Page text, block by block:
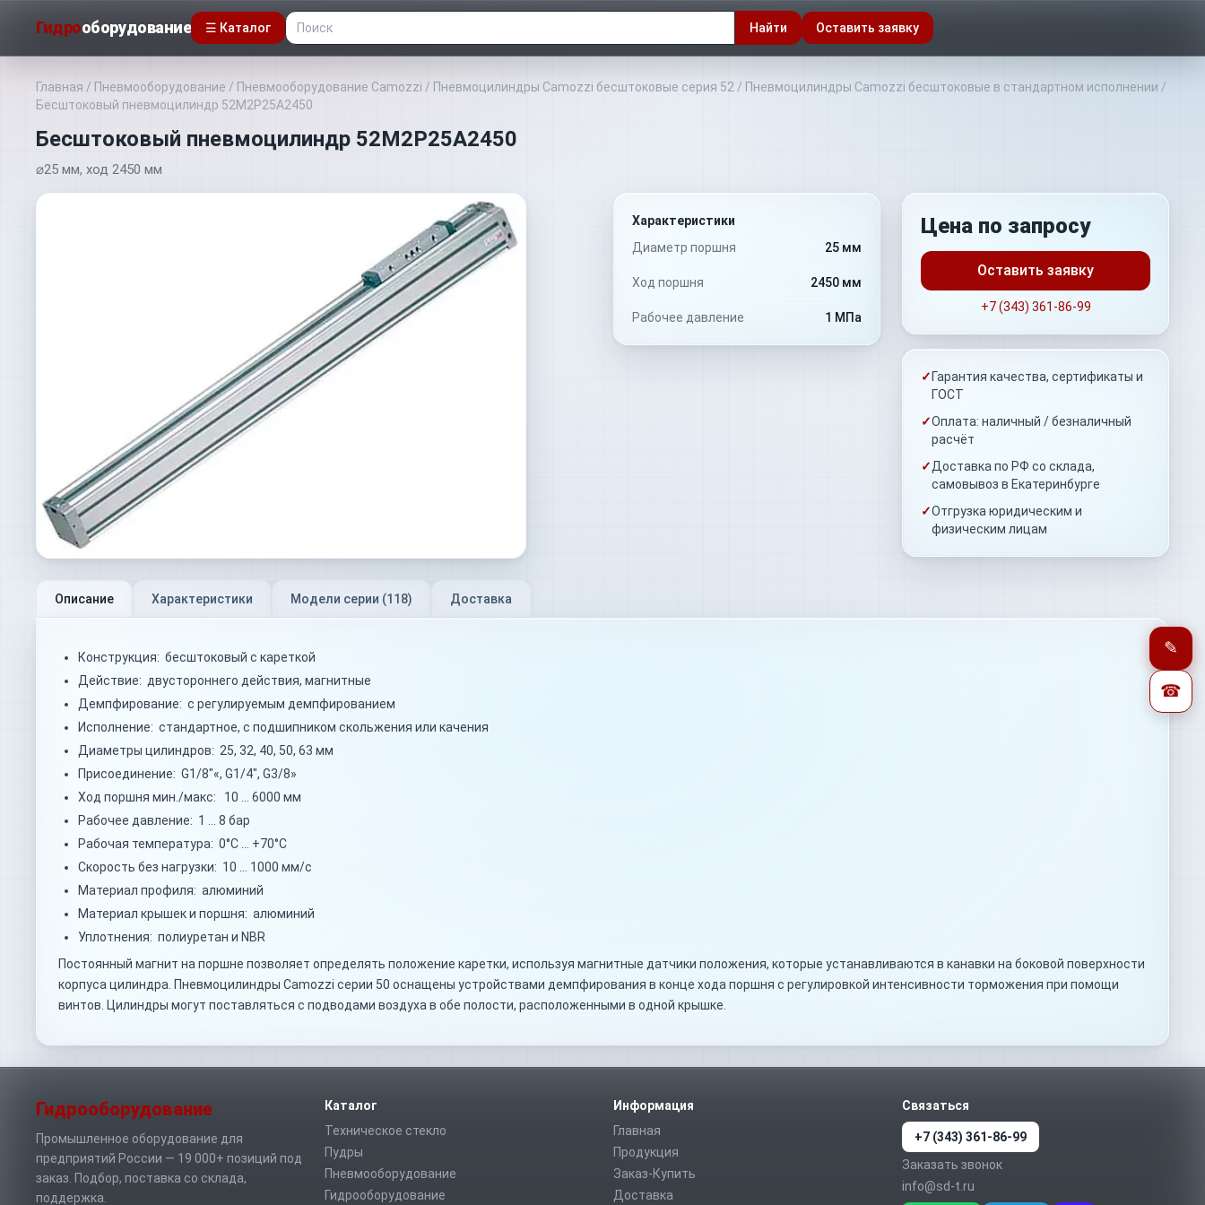
Гидрооборудование ☰ Каталог Найти Оставить заявку
Главная / Пневмооборудование / Пневмооборудование Camozzi / Пневмоцилиндры Camozzi бесштоковые серия 52 / Пневмоцилиндры Camozzi бесштоковые в стандартном исполнении /
Бесштоковый пневмоцилиндр 52M2P25A2450
Бесштоковый пневмоцилиндр 52M2P25A2450
⌀25 мм, ход 2450 мм
Характеристики
Диаметр поршня
25 мм
Ход поршня 2450 мм
Рабочее давление 1 МПа
Цена по запросу
Оставить заявку
+7 (343) 361-86-99
✓ Гарантия качества, сертификаты и
ГОСТ
✓Оплата: наличный / безналичный
расчёт
✓Доставка по РФ со склада,
самовывоз в Екатеринбурге
✓Отгрузка юридическим и
физическим лицам
Описание Характеристики Модели серии (118) Доставка
Конструкция: бесштоковый с кареткой
Действие: двустороннего действия, магнитные
Демпфирование: с регулируемым демпфированием
Исполнение: стандартное, с подшипником скольжения или качения
Диаметры цилиндров: 25, 32, 40, 50, 63 мм
Присоединение: G1/8"«, G1/4", G3/8»
Ход поршня мин./макс: 10 … 6000 мм
Рабочее давление: 1 … 8 бар
Рабочая температура: 0°C … +70°C
Скорость без нагрузки: 10 … 1000 мм/с
Материал профиля: алюминий
Материал крышек и поршня: алюминий
Уплотнения: полиуретан и NBR
Постоянный магнит на поршне позволяет определять положение каретки, используя магнитные датчики положения, которые устанавливаются в канавки на боковой поверхности
корпуса цилиндра. Пневмоцилиндры Camozzi серии 50 оснащены устройствами демпфирования в конце хода поршня с регулировкой интенсивности торможения при помощи
винтов. Цилиндры могут поставляться с подводами воздуха в обе полости, расположенными в одной крышке.
Гидрооборудование
Промышленное оборудование для
предприятий России — 19 000+ позиций под
заказ. Подбор, поставка со склада,
поддержка.
Каталог
Техническое стекло
Пудры
Пневмооборудование
Гидрооборудование
Информация
Главная
Продукция
Заказ-Купить
Доставка
Связаться
+7 (343) 361-86-99
Заказать звонок
info@sd-t.ru
✎
☎